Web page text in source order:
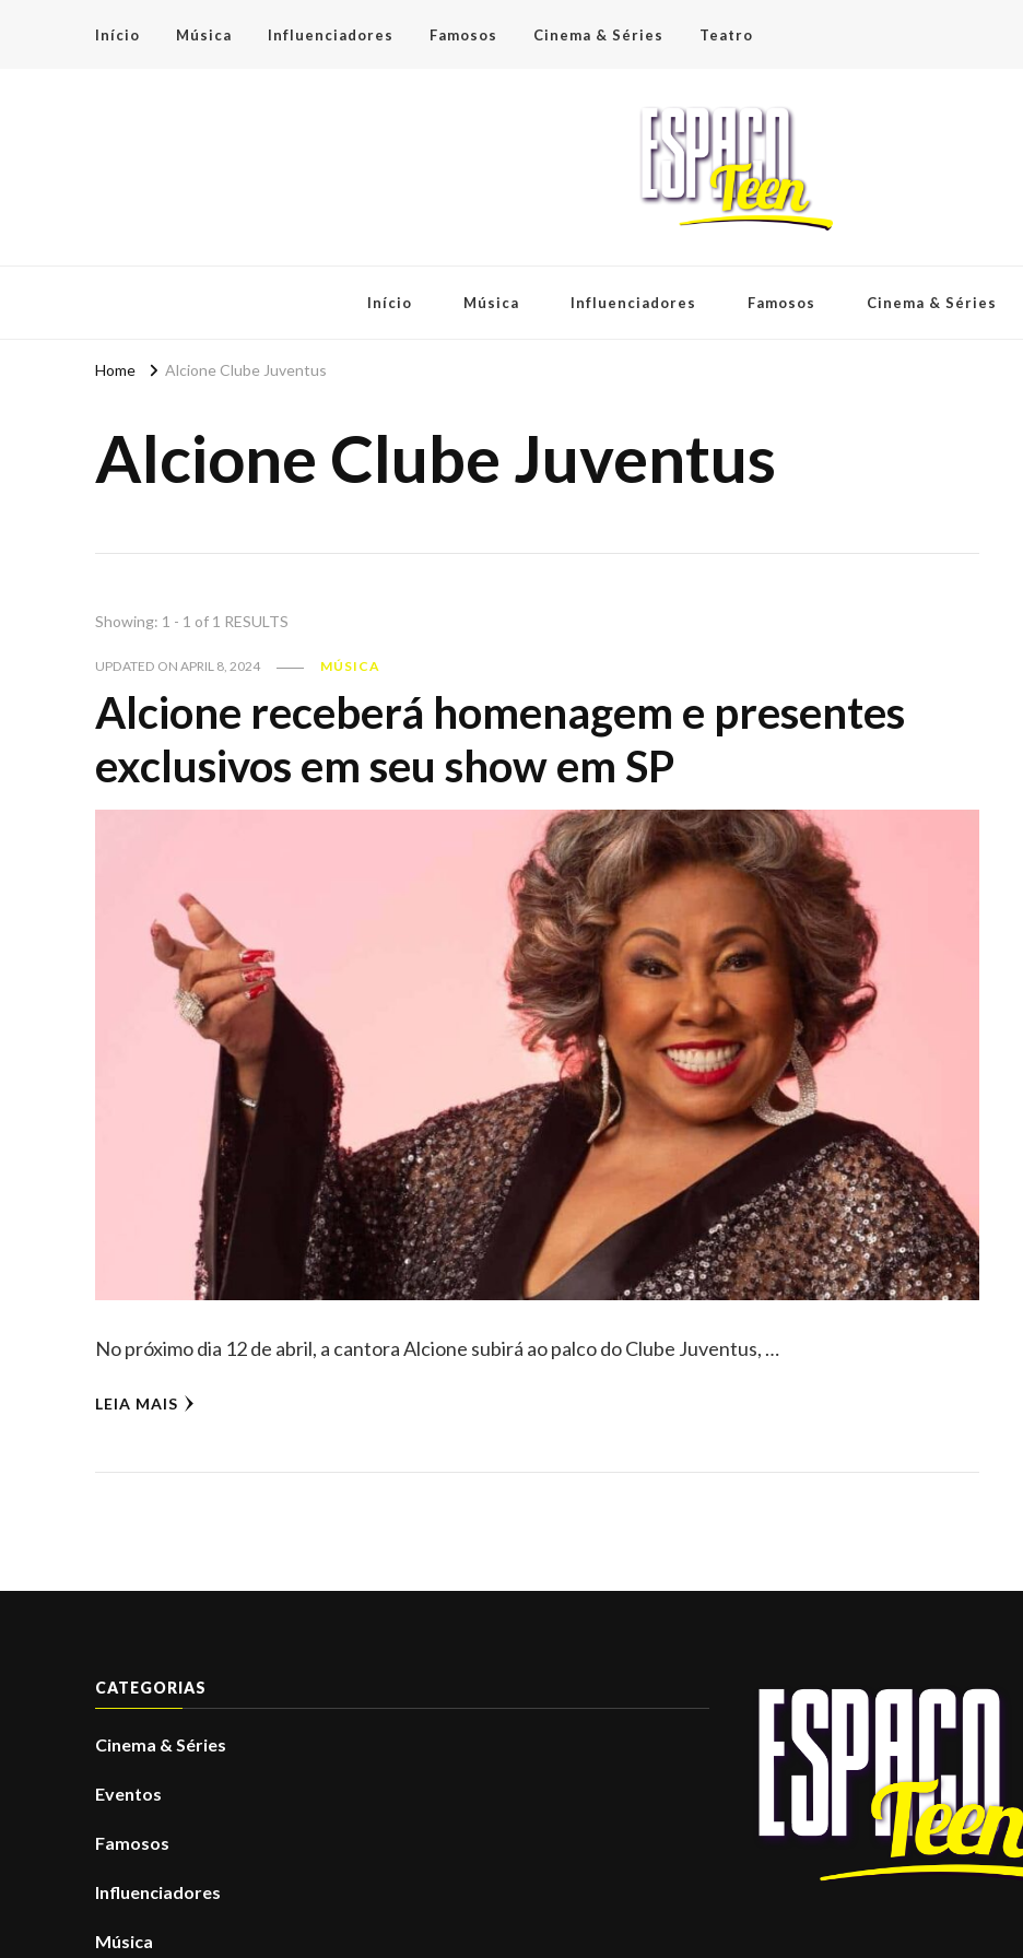
Início Música Influenciadores Famosos Cinema & Séries Teatro
Início Música Influenciadores Famosos Cinema & Séries
Home Alcione Clube Juventus
Alcione Clube Juventus
Showing: 1 - 1 of 1 RESULTS
UPDATED ONAPRIL 8, 2024 MÚSICA
Alcione receberá homenagem e presentes
exclusivos em seu show em SP
No próximo dia 12 de abril, a cantora Alcione subirá ao palco do Clube Juventus, …
LEIA MAIS
CATEGORIAS
Cinema & Séries
Eventos
Famosos
Influenciadores
Música